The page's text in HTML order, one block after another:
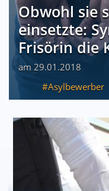
Obwohl sie
einsetzte:
Frisörin die
am 29.01.2018
Asylbewerber